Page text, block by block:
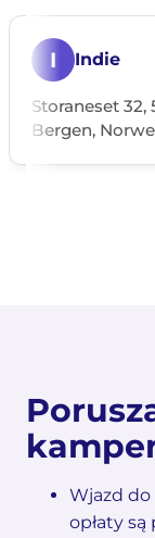
I Indie
Storaneset 32,
Bergen,
Wjazd do
opłaty